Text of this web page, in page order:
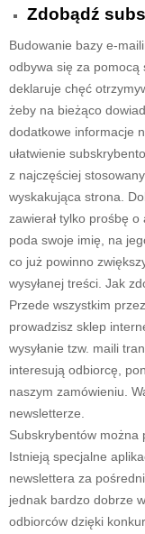
Zdobądź
Budowanie bazy e-
odbywa się za pomocą
deklaruje chęć
żeby na bieżąco
dodatkowe informacje
ułatwienie
z najczęściej
wyskakująca strona.
zawierał tylko prośbę
poda swoje imię, na
co już powinno
wysyłanej treści. Jak
Przede wszystkim
prowadzisz sklep
wysyłanie tzw. maili
interesują odbiorcę,
naszym zamówieniu.
newsletterze.
Subskrybentów można
Istnieją specjalne
newslettera za
jednak bardzo dobrze
odbiorców dzięki